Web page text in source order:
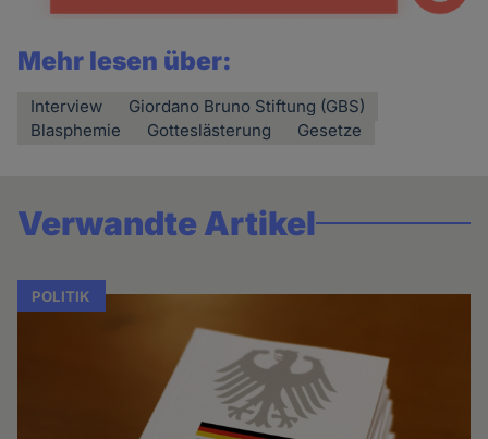
Mehr lesen über:
Interview
Giordano Bruno Stiftung (GBS)
Blasphemie
Gotteslästerung Gesetze
Verwandte Artikel
POLITIK